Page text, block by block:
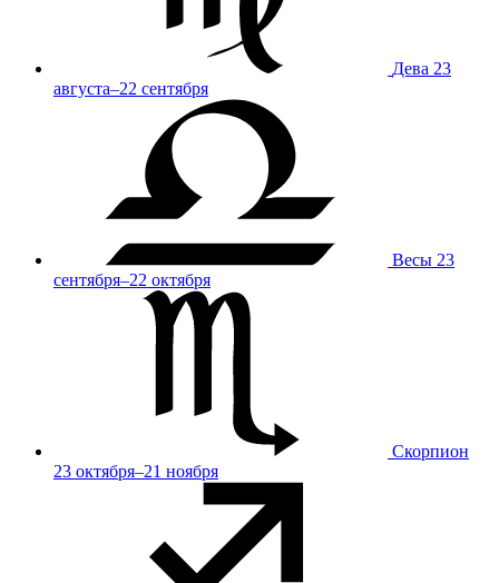
Дева 23
августа–22 сентября
Весы 23
сентября–22 октября
Скорпион
23 октября–21 ноября